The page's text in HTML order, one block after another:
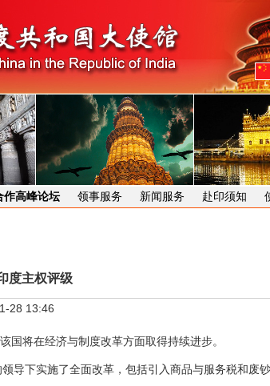
作高峰论坛 领事服务 新闻服务 赴印须知
度主权评级
28 13:46
将在经济与制度改革方面取得持续进步。
下实施了全面改革，包括引入商品与服务税和废钞